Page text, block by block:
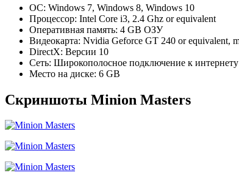
ОС: Windows 7, Windows 8, Windows 10
Процессор: Intel Core i3, 2.4 Ghz or equivalent
Оперативная память: 4 GB ОЗУ
Видеокарта: Nvidia Geforce GT 240 or
DirectX: Версии 10
Сеть: Широкополосное подключение к интернету
Место на диске: 6 GB
Скриншоты Minion Masters